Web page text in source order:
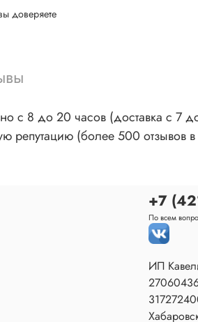
доверяете
с 8 до 20 часов (доставка с 7
репутацию (более 500
+7
По всем
ИП